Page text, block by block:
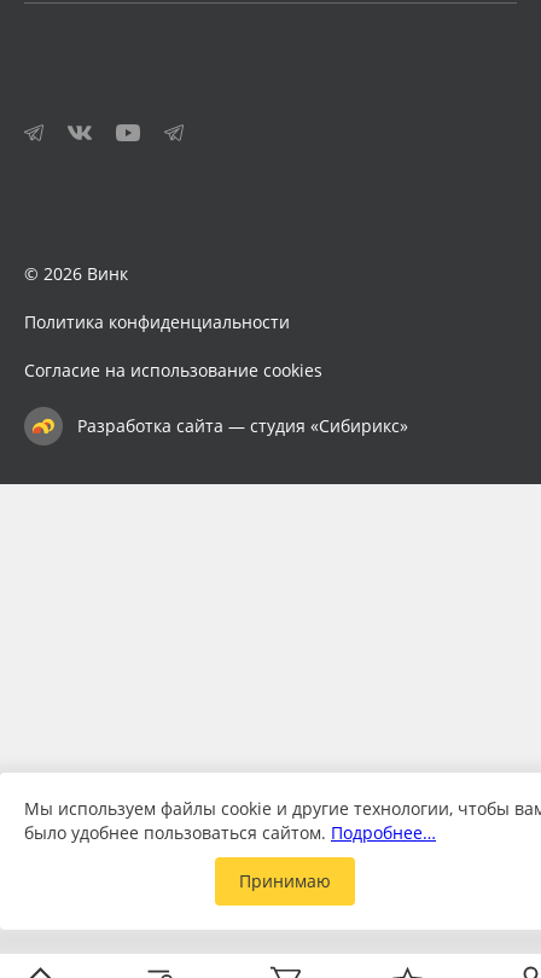
© 2026 Винк
Политика конфиденциальности
Согласие на использование cookies
Разработка сайта — студия «Сибирикс»
Мы используем файлы cookie и другие технологии, чтобы
было удобнее пользоваться сайтом. Подробнее…
Принимаю